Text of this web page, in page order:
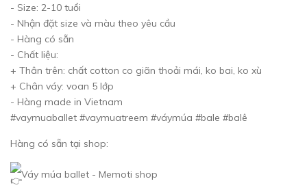
- Size: 2-10 tuổi
- Nhận đặt size và màu theo yêu cầu
- Hàng có sẵn
- Chất liệu:
+ Thân trên: chất cotton co giãn thoải mái, ko bai, ko xù
+ Chân váy: voan 5 lớp
- Hàng made in Vietnam
#vaymuaballet #vaymuatreem #váymúa #bale #balê
Hàng có sẵn tại shop:
Váy múa ballet - Memoti shop